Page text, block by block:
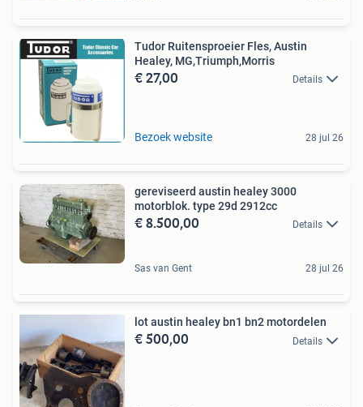
Tudor Ruitensproeier Fles, Austin
Healey, MG,Triumph,Morris
€ 27,00 Details
Bezoek website 28 jul 26
gereviseerd austin healey 3000
motorblok. type 29d 2912cc
€ 8.500,00 Details
Sas van Gent 28 jul 26
lot austin healey bn1 bn2 motordelen
€ 500,00 Details